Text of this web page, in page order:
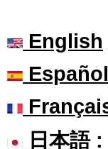
English
Español
日本語: